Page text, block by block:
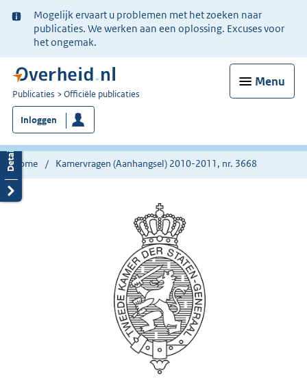
Ter
informatie:
Mogelijk ervaart u problemen met het zoeken naar
publicaties. We werken aan een oplossing. Excuses voor
het ongemak.
Menu
U
bent
nu
hier:
Publicaties Officiële publicaties
Inloggen
Home Kamervragen (Aanhangsel) 2010-2011, nr. 3668